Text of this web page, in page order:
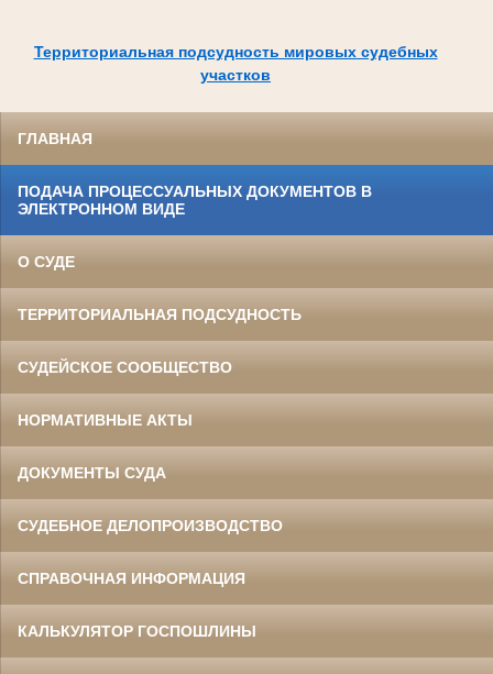
Территориальная подсудность мировых судебных
участков
ГЛАВНАЯ
ПОДАЧА ПРОЦЕССУАЛЬНЫХ ДОКУМЕНТОВ В
ЭЛЕКТРОННОМ ВИДЕ
О СУДЕ
ТЕРРИТОРИАЛЬНАЯ ПОДСУДНОСТЬ
СУДЕЙСКОЕ СООБЩЕСТВО
НОРМАТИВНЫЕ АКТЫ
ДОКУМЕНТЫ СУДА
СУДЕБНОЕ ДЕЛОПРОИЗВОДСТВО
СПРАВОЧНАЯ ИНФОРМАЦИЯ
КАЛЬКУЛЯТОР ГОСПОШЛИНЫ